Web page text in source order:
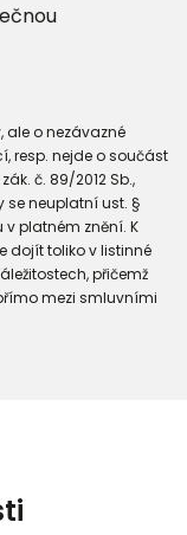
ale o nezávazné
resp. nejde o součást
č. 89/2012 Sb.,
se neuplatní ust. §
v platném znění. K
dojít toliko v listinné
přičemž
mezi smluvními